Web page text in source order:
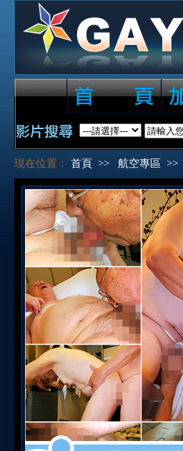
現在位置： 首頁 >> 航空專區 >>